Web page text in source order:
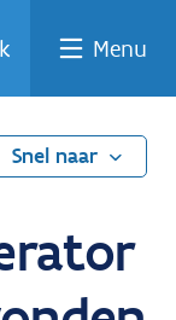
Menu
Snel naar